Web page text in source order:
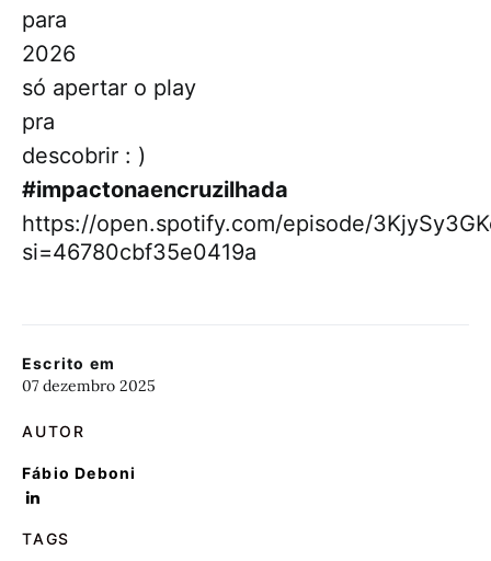
Escrito em
07 dezembro 2025
AUTOR
Fábio Deboni
TAGS
para
2026
só apertar o play
pra
descobrir : )
#impactonaencruzilhada
https://open.spotify.com/episode/
si=46780cbf35e0419a